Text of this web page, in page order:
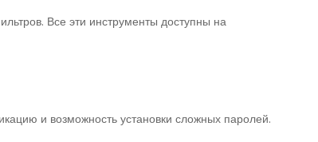
Все эти инструменты доступны на
и возможность установки сложных паролей.